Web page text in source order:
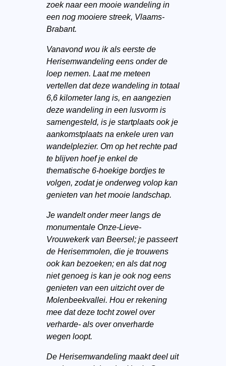
zoek naar een mooie wandeling in
een nog mooiere streek, Vlaams-
Brabant.
Vanavond wou ik als eerste de
Herisemwandeling eens onder de
loep nemen. Laat me meteen
vertellen dat deze wandeling in totaal
6,6 kilometer lang is, en aangezien
deze wandeling in een lusvorm is
samengesteld, is je startplaats ook je
aankomstplaats na enkele uren van
wandelplezier. Om op het rechte pad
te blijven hoef je enkel de
thematische 6-hoekige bordjes te
volgen, zodat je onderweg volop kan
genieten van het mooie landschap.
Je wandelt onder meer langs de
monumentale Onze-Lieve-
Vrouwekerk van Beersel; je passeert
de Herisemmolen, die je trouwens
ook kan bezoeken; en als dat nog
niet genoeg is kan je ook nog eens
genieten van een uitzicht over de
Molenbeekvallei. Hou er rekening
mee dat deze tocht zowel over
verharde- als over onverharde
wegen loopt.
De Herisemwandeling maakt deel uit